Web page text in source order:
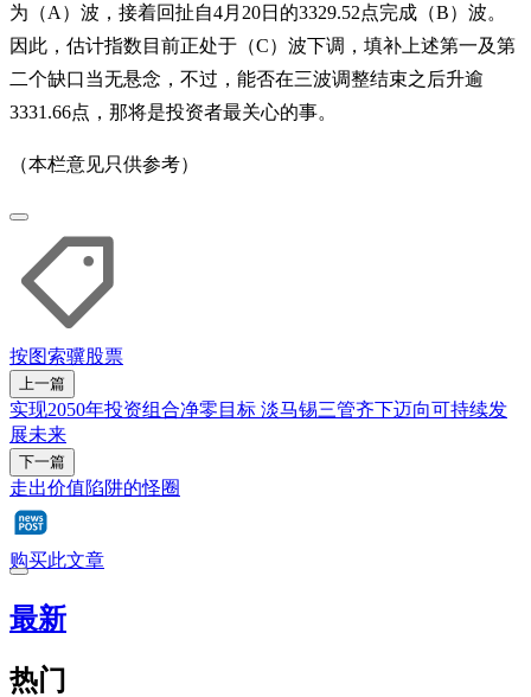
为（A）波，接着回扯自4月20日的3329.52点完成（B）波。
因此，估计指数目前正处于（C）波下调，填补上述第一及第
二个缺口当无悬念，不过，能否在三波调整结束之后升逾
3331.66点，那将是投资者最关心的事。
（本栏意见只供参考）
按图索骥股票
上一篇
实现2050年投资组合净零目标 淡马锡三管齐下迈向可持续发
展未来
下一篇
走出价值陷阱的怪圈
购买此文章
最新
热门